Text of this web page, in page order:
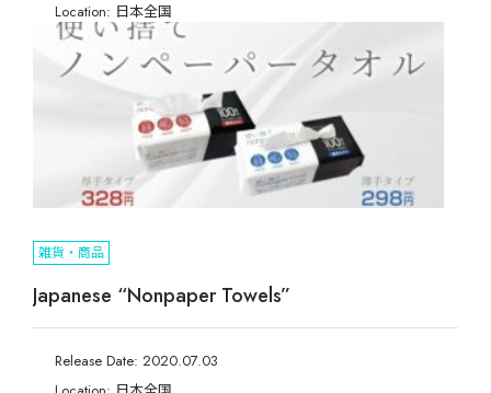
Location: 日本全国
雑貨・商品
Japanese “Nonpaper Towels”
Release Date: 2020.07.03